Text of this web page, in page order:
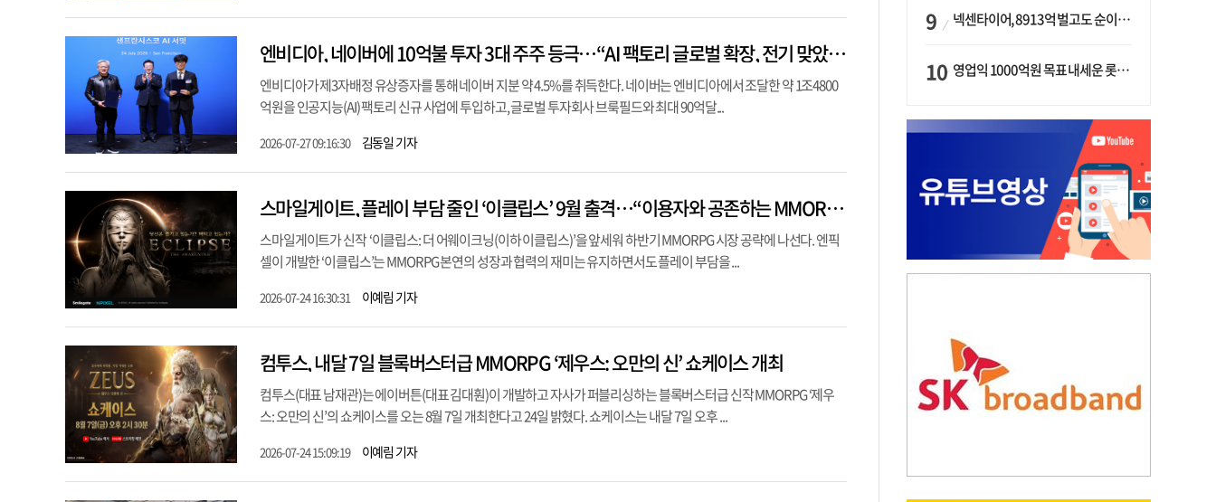
엔비디아, 네이버에 10억불 투자 3대 주주 등극…“AI 팩토리 글로벌 확장, 전기 맞았다”
엔비디아가 제3자배정 유상증자를 통해 네이버 지분 약 4.5%를 취득한다. 네이버는 엔비디아에서 조달한 약 1조4800
억원을 인공지능(AI) 팩토리 신규 사업에 투입하고, 글로벌 투자회사 브룩필드와 최대 90억달...
2026-07-27 09:16:30 김동일 기자
스마일게이트, 플레이 부담 줄인 ‘이클립스’ 9월 출격…“이용자와 공존하는 MMORPG 지향”
스마일게이트가 신작 ‘이클립스: 더 어웨이크닝(이하 이클립스)’을 앞세워 하반기 MMORPG 시장 공략에 나선다. 엔픽
셀이 개발한 ‘이클립스’는 MMORPG 본연의 성장과 협력의 재미는 유지하면서도 플레이 부담을 ...
2026-07-24 16:30:31 이예림 기자
컴투스, 내달 7일 블록버스터급 MMORPG ‘제우스: 오만의 신’ 쇼케이스 개최
컴투스(대표 남재관)는 에이버튼(대표 김대훤)이 개발하고 자사가 퍼블리싱하는 블록버스터급 신작 MMORPG ‘제우
스: 오만의 신’의 쇼케이스를 오는 8월 7일 개최한다고 24일 밝혔다. 쇼케이스는 내달 7일 오후 ...
2026-07-24 15:09:19 이예림 기자
넥센타이어, 8913억 벌고도 순이익 2억…유럽 세부담에 이익 증발
영업익 1000억원 목표 내세운 롯데마트…하반기 ‘오카도’ 시험대